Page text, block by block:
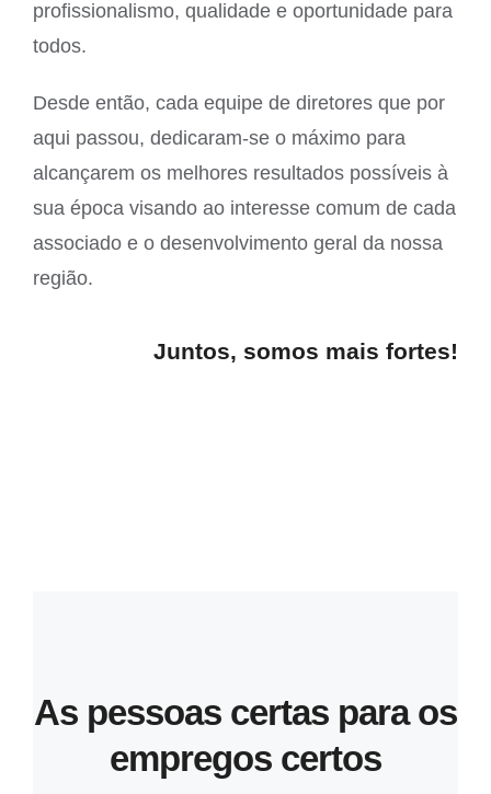
profissionalismo, qualidade e oportunidade para
todos.
Desde então, cada equipe de diretores que por
aqui passou, dedicaram-se o máximo para
alcançarem os melhores resultados possíveis à
sua época visando ao interesse comum de cada
associado e o desenvolvimento geral da nossa
região.
Juntos, somos mais fortes!
As pessoas certas para os
empregos certos